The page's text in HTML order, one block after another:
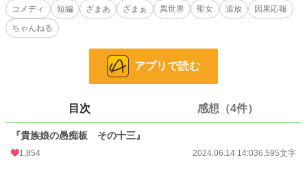
のしか開けないものから多種多様である。勿論そういった身分に関わらずに交流
できる掲示板もある。
今日もまた、掲示板は悲喜こもごもに賑わっていた――
3,244 位 / 228,629 件
542 位 / 53,266 件
732
24h.ポイント 411 pt
文字数
コメディ
短編 ざまあ ざまぁ 異世界 聖女 追放
因果応報
ちゃんねる
アプリで読む
目次 感想（4件）
『貴族娘の愚痴板 その十三』
1,854 2024.06.14 14:036,595文字